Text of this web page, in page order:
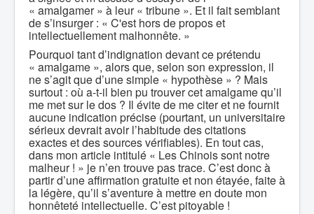
« amalgamer » à leur « tribune ». Et il fait semblant
de s’insurger : « C'est hors de propos et
intellectuellement malhonnête. »
Pourquoi tant d’indignation devant ce prétendu
« amalgame », alors que, selon son expression, il
ne s’agit que d’une simple « hypothèse » ? Mais
surtout : où a-t-il bien pu trouver cet amalgame qu’il
me met sur le dos ? Il évite de me citer et ne fournit
aucune indication précise (pourtant, un universitaire
sérieux devrait avoir l’habitude des citations
exactes et des sources vérifiables). En tout cas,
dans mon article intitulé « Les Chinois sont notre
malheur ! » je n’en trouve pas trace. C’est donc à
partir d’une affirmation gratuite et non étayée, faite à
la légère, qu’il s’aventure à mettre en doute mon
honnêteté intellectuelle. C’est pitoyable !